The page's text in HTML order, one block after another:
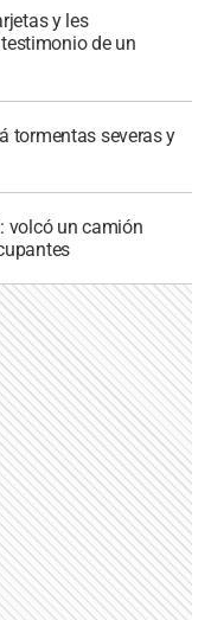
y les
de un
tormentas severas y
volcó un camión